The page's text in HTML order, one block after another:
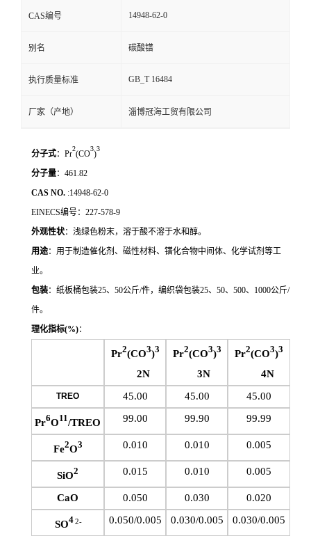
CAS编号 14948-62-0
别名 碳酸镨
执行质量标准 GB_T 16484
厂家（产地） 淄博冠海工贸有限公司
分子式： Pr
2
(CO
3
)
3
分子量： 461.82
CAS NO. :14948-62-0
EINECS编号： 227-578-9
外观性状：浅绿色粉末，溶于酸不溶于水和醇。
用途：用于制造催化剂、磁性材料、镨化合物中间体、化学试剂等工
业。
包装：纸板桶包装25、 50公斤/件，编织袋包装25、 50、 500、 1000公斤/
件。
理化指标(%)：
Pr2(CO3)3
2N
Pr2(CO3)3
3N
Pr2(CO3)3
4N
TREO 45.00 45.00 45.00
Pr6O11/TREO 99.00 99.90 99.99
Fe2O3 0.010 0.010 0.005
SiO2 0.015 0.010 0.005
CaO 0.050 0.030 0.020
SO42- 0.050/0.005 0.030/0.005 0.030/0.005